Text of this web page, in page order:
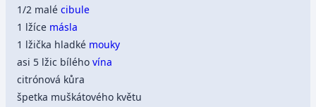
1/2 malécibule
1 lžíce másla
1 lžička hladké mouky
asi 5 lžic bíléhovína
citrónová kůra
špetka muškátového květu